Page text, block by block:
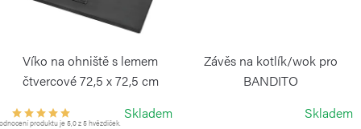
Víko na ohniště s lemem
čtvercové 72,5 x 72,5 cm
produktu je 5,0 z 5 hvězdiček.
Skladem
Závěs na kotlík/wok pro
BANDITO
Skladem